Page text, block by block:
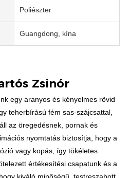
Poliészter
Guangdong, kína
Zsinór
egy aranyos és kényelmes rövid
teherbírású fém sas-szájcsattal,
az öregedésnek, pornak és
nyomtatás biztosítja, hogy a
vagy kopás, így tökéletes
értékesítési csapatunk és a